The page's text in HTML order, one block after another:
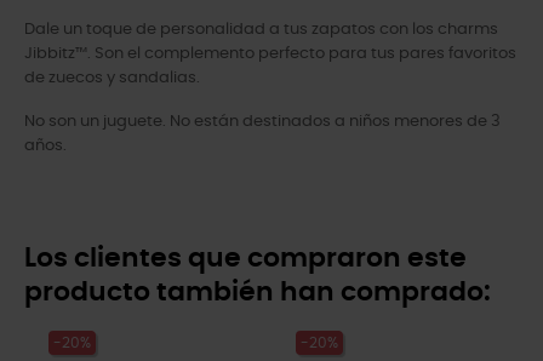
Dale un toque de personalidad a tus zapatos con los charms
Jibbitz™. Son el complemento perfecto para tus pares favoritos
de zuecos y sandalias.
No son un juguete. No están destinados a niños menores de 3
años.
Los clientes que compraron este
producto también han comprado:
-20% -20%